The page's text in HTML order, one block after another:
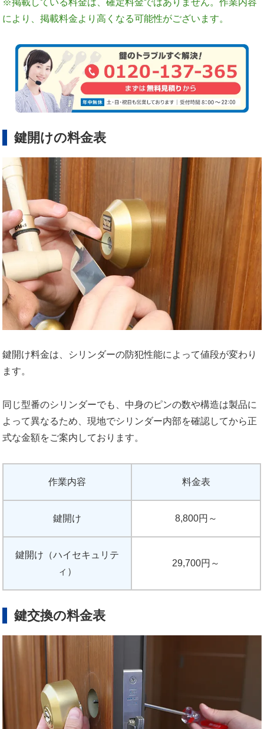
※掲載している料金は、確定料金ではありません。作業内容
により、掲載料金より高くなる可能性がございます。
鍵開けの料金表
鍵開け料金は、シリンダーの防犯性能によって値段が変わり
ます。
同じ型番のシリンダーでも、中身のピンの数や構造は製品に
よって異なるため、現地でシリンダー内部を確認してから正
式な金額をご案内しております。
作業内容 料金表
鍵開け 8,800円～
鍵開け（ハイセキュリテ
ィ）
29,700円～
鍵交換の料金表